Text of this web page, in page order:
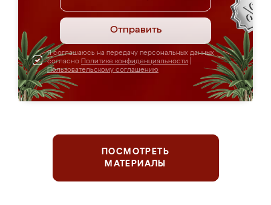
Отправить
Я соглашаюсь на передачу персональных данных
согласно Политике конфиденциальности
Пользовательскому соглашению
ПОСМОТРЕТЬ
МАТЕРИАЛЫ